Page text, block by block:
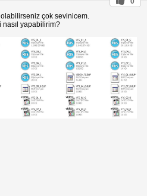
çok sevinicem.
nasıl yapabilirim?